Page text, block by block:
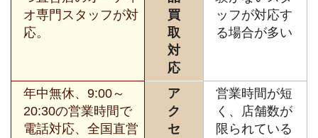
オ専門スタッフが対
応。
買
取
対
応
ッフが対応す
る場合が多い
年中無休、9:00～
20:30の営業時間で
電話対応、全国直営
ア
ク
セ
営業時間が短
く、店舗数が
限られている